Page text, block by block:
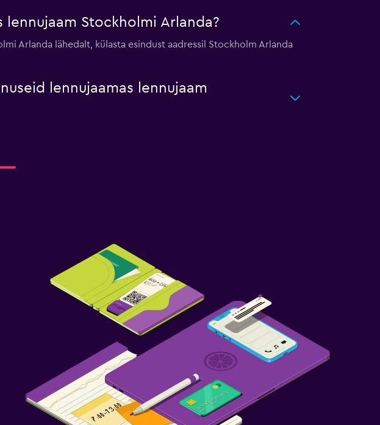
lennujaam Stockholmi Arlanda?
Arlanda lähedalt, külasta esindust aadressil Stockholm Arlanda
lennujaamas lennujaam